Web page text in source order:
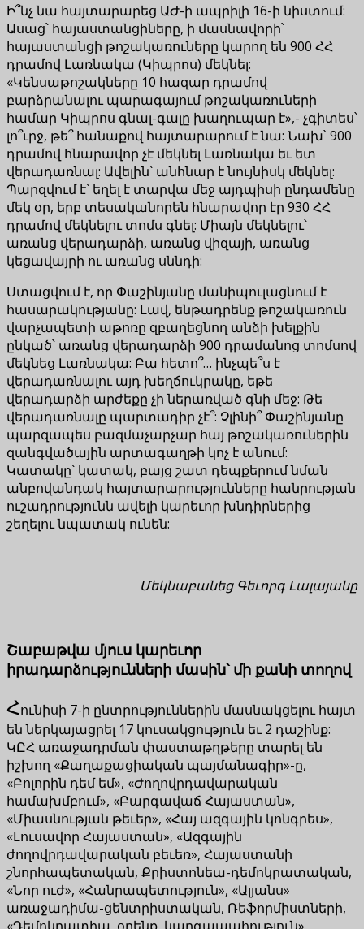
Ի՞նչ նա հայտարարեց ԱԺ-ի ապրիլի 16-ի նիստում:
Ասաց՝ հայաստանցիները, ի մասնավորի՝
հայաստանցի թոշակառուները կարող են 900 ՀՀ
դրամով Լառնակա (Կիպրոս) մեկնել:
«Կենսաթոշակները 10 հազար դրամով
բարձրանալու պարագայում թոշակառուների
համար Կիպրոս գնալ-գալը խաղուպար է»,- չգիտես՝
լո՞ւրջ, թե՞ հանաքով հայտարարում է նա: Նախ՝ 900
դրամով հնարավոր չէ մեկնել Լառնակա եւ ետ
վերադառնալ: Ավելին՝ անհնար է նույնիսկ մեկնել:
Պարզվում է՝ եղել է տարվա մեջ այդպիսի ընդամենը
մեկ օր, երբ տեսականորեն հնարավոր էր 930 ՀՀ
դրամով մեկնելու տոմս գնել: Միայն մեկնելու՝
առանց վերադարձի, առանց վիզայի, առանց
կեցավայրի ու առանց սննդի:
Ստացվում է, որ Փաշինյանը մանիպուլացնում է
հասարակությանը: Լավ, ենթադրենք թոշակառուն
վարչապետի աթոռը զբաղեցնող անձի խելքին
ընկած՝ առանց վերադարձի 900 դրամանոց տոմսով
մեկնեց Լառնակա: Բա հետո՞… ինչպե՞ս է
վերադառնալու այդ խեղճուկրակը, եթե
վերադարձի արժեքը չի ներառված գնի մեջ: Թե
վերադառնալը պարտադիր չէ՞: Չլինի՞ Փաշինյանը
պարզապես բազմաչարչար հայ թոշակառուներին
զանգվածային արտագաղթի կոչ է անում:
Կատակը՝ կատակ, բայց շատ դեպքերում նման
անբովանդակ հայտարարությունները հանրության
ուշադրությունն ավելի կարեւոր խնդիրներից
շեղելու նպատակ ունեն:
Մեկնաբանեց Գեւորգ Լալայանը
Շաբաթվա մյուս կարեւոր
իրադարձությունների մասին՝ մի քանի տողով
Հունիսի 7-ի ընտրություններին մասնակցելու հայտ
են ներկայացրել 17 կուսակցություն եւ 2 դաշինք:
ԿԸՀ առաջադրման փաստաթղթերը տարել են
իշխող «Քաղաքացիական պայմանագիր»-ը,
«Բոլորին դեմ եմ», «Ժողովրդավարական
համախմբում», «Բարգավաճ Հայաստան»,
«Միասնության թեւեր», «Հայ ազգային կոնգրես»,
«Լուսավոր Հայաստան», «Ազգային
ժողովրդավարական բեւեռ», Հայաստանի
շնորհապետական, Քրիստոնեա-դեմոկրատական,
«Նոր ուժ», «Հանրապետություն», «Ալյանս»
առաջադիմա-ցենտրիստական, Ռեֆորմիստների,